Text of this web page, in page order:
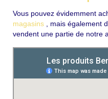
Orbe
Lignerolle
La Fabrication
Vous pouvez évidemment
magasins , mais également
vendent une partie de notre